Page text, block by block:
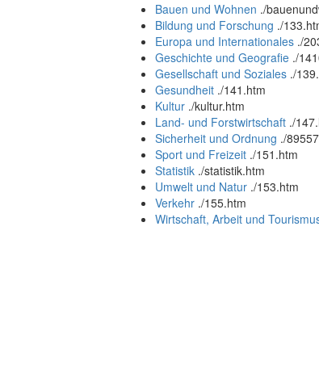
Bauen und Wohnen ./
Bildung und Forschung ./
Europa und Internationales ./
Geschichte und Geografie ./
Gesellschaft und Soziales ./
Gesundheit ./141.htm
Kultur ./kultur.htm
Land- und Forstwirtschaft ./
Sicherheit und Ordnung ./
Sport und Freizeit ./151.htm
Statistik ./statistik.htm
Umwelt und Natur ./153.htm
Verkehr ./155.htm
Wirtschaft, Arbeit und